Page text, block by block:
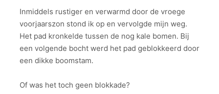
Inmiddels rustiger en verwarmd door de vroege
voorjaarszon stond ik op en vervolgde mijn weg.
Het pad kronkelde tussen de nog kale bomen. Bij
een volgende bocht werd het pad geblokkeerd door
een dikke boomstam.
Of was het toch geen blokkade?